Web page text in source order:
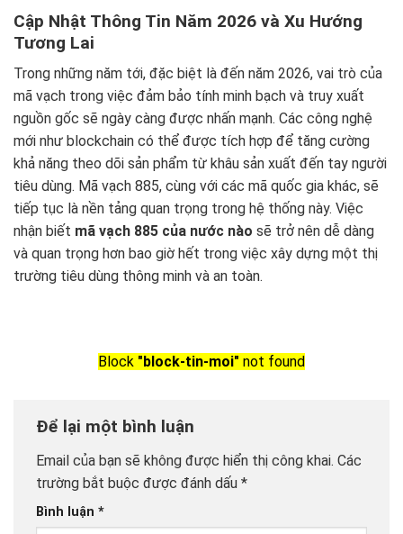
Cập Nhật Thông Tin Năm 2026 và Xu Hướng
Tương Lai
Trong những năm tới, đặc biệt là đến năm 2026, vai trò của
mã vạch trong việc đảm bảo tính minh bạch và truy xuất
nguồn gốc sẽ ngày càng được nhấn mạnh. Các công nghệ
mới như blockchain có thể được tích hợp để tăng cường
khả năng theo dõi sản phẩm từ khâu sản xuất đến tay người
tiêu dùng. Mã vạch 885, cùng với các mã quốc gia khác, sẽ
tiếp tục là nền tảng quan trọng trong hệ thống này. Việc
nhận biết mã vạch 885 của nước nào sẽ trở nên dễ dàng
và quan trọng hơn bao giờ hết trong việc xây dựng một thị
trường tiêu dùng thông minh và an toàn.
Block "block-tin-moi" not found
Để lại một bình luận
Email của bạn sẽ không được hiển thị công khai. Các
trường bắt buộc được đánh dấu *
Bình luận *